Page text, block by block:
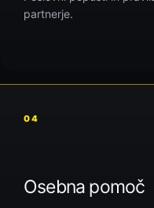
partnerje.
04
Osebna pomoč